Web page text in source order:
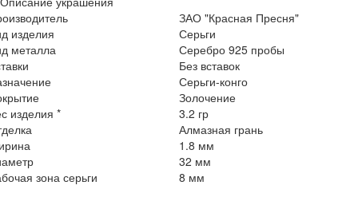
ЗАО "Красная Пресня"
изделия
Серьги
металла
Серебро 925 пробы
Без вставок
Серьги-конго
Золочение
изделия *
3.2 гр
Алмазная грань
1.8 мм
32 мм
зона серьги
8 мм